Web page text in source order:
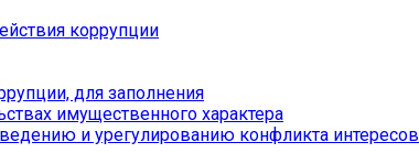
коррупции
для заполнения
имущественного характера
и урегулированию конфликта интересов